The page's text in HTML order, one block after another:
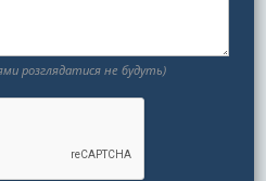
розглядатися не будуть)